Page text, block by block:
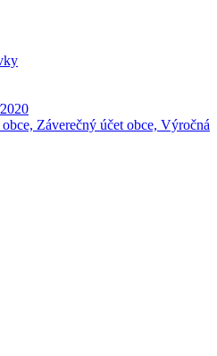
Záverečný účet obce, Výročná